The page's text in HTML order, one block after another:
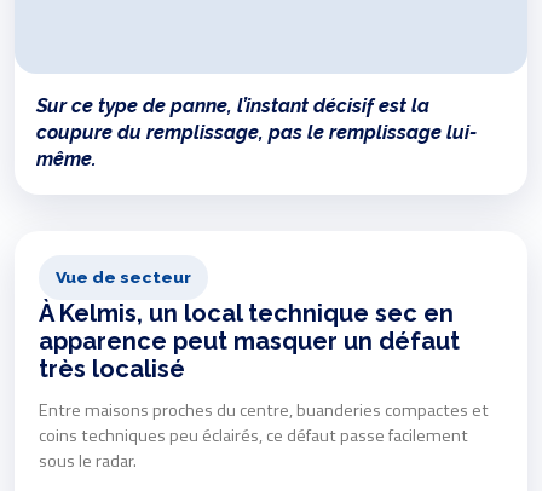
Sur ce type de panne, l’instant décisif est la
coupure du remplissage, pas le remplissage lui-
même.
Vue de secteur
À Kelmis, un local technique sec en
apparence peut masquer un défaut
très localisé
Entre maisons proches du centre, buanderies compactes et
coins techniques peu éclairés, ce défaut passe facilement
sous le radar.